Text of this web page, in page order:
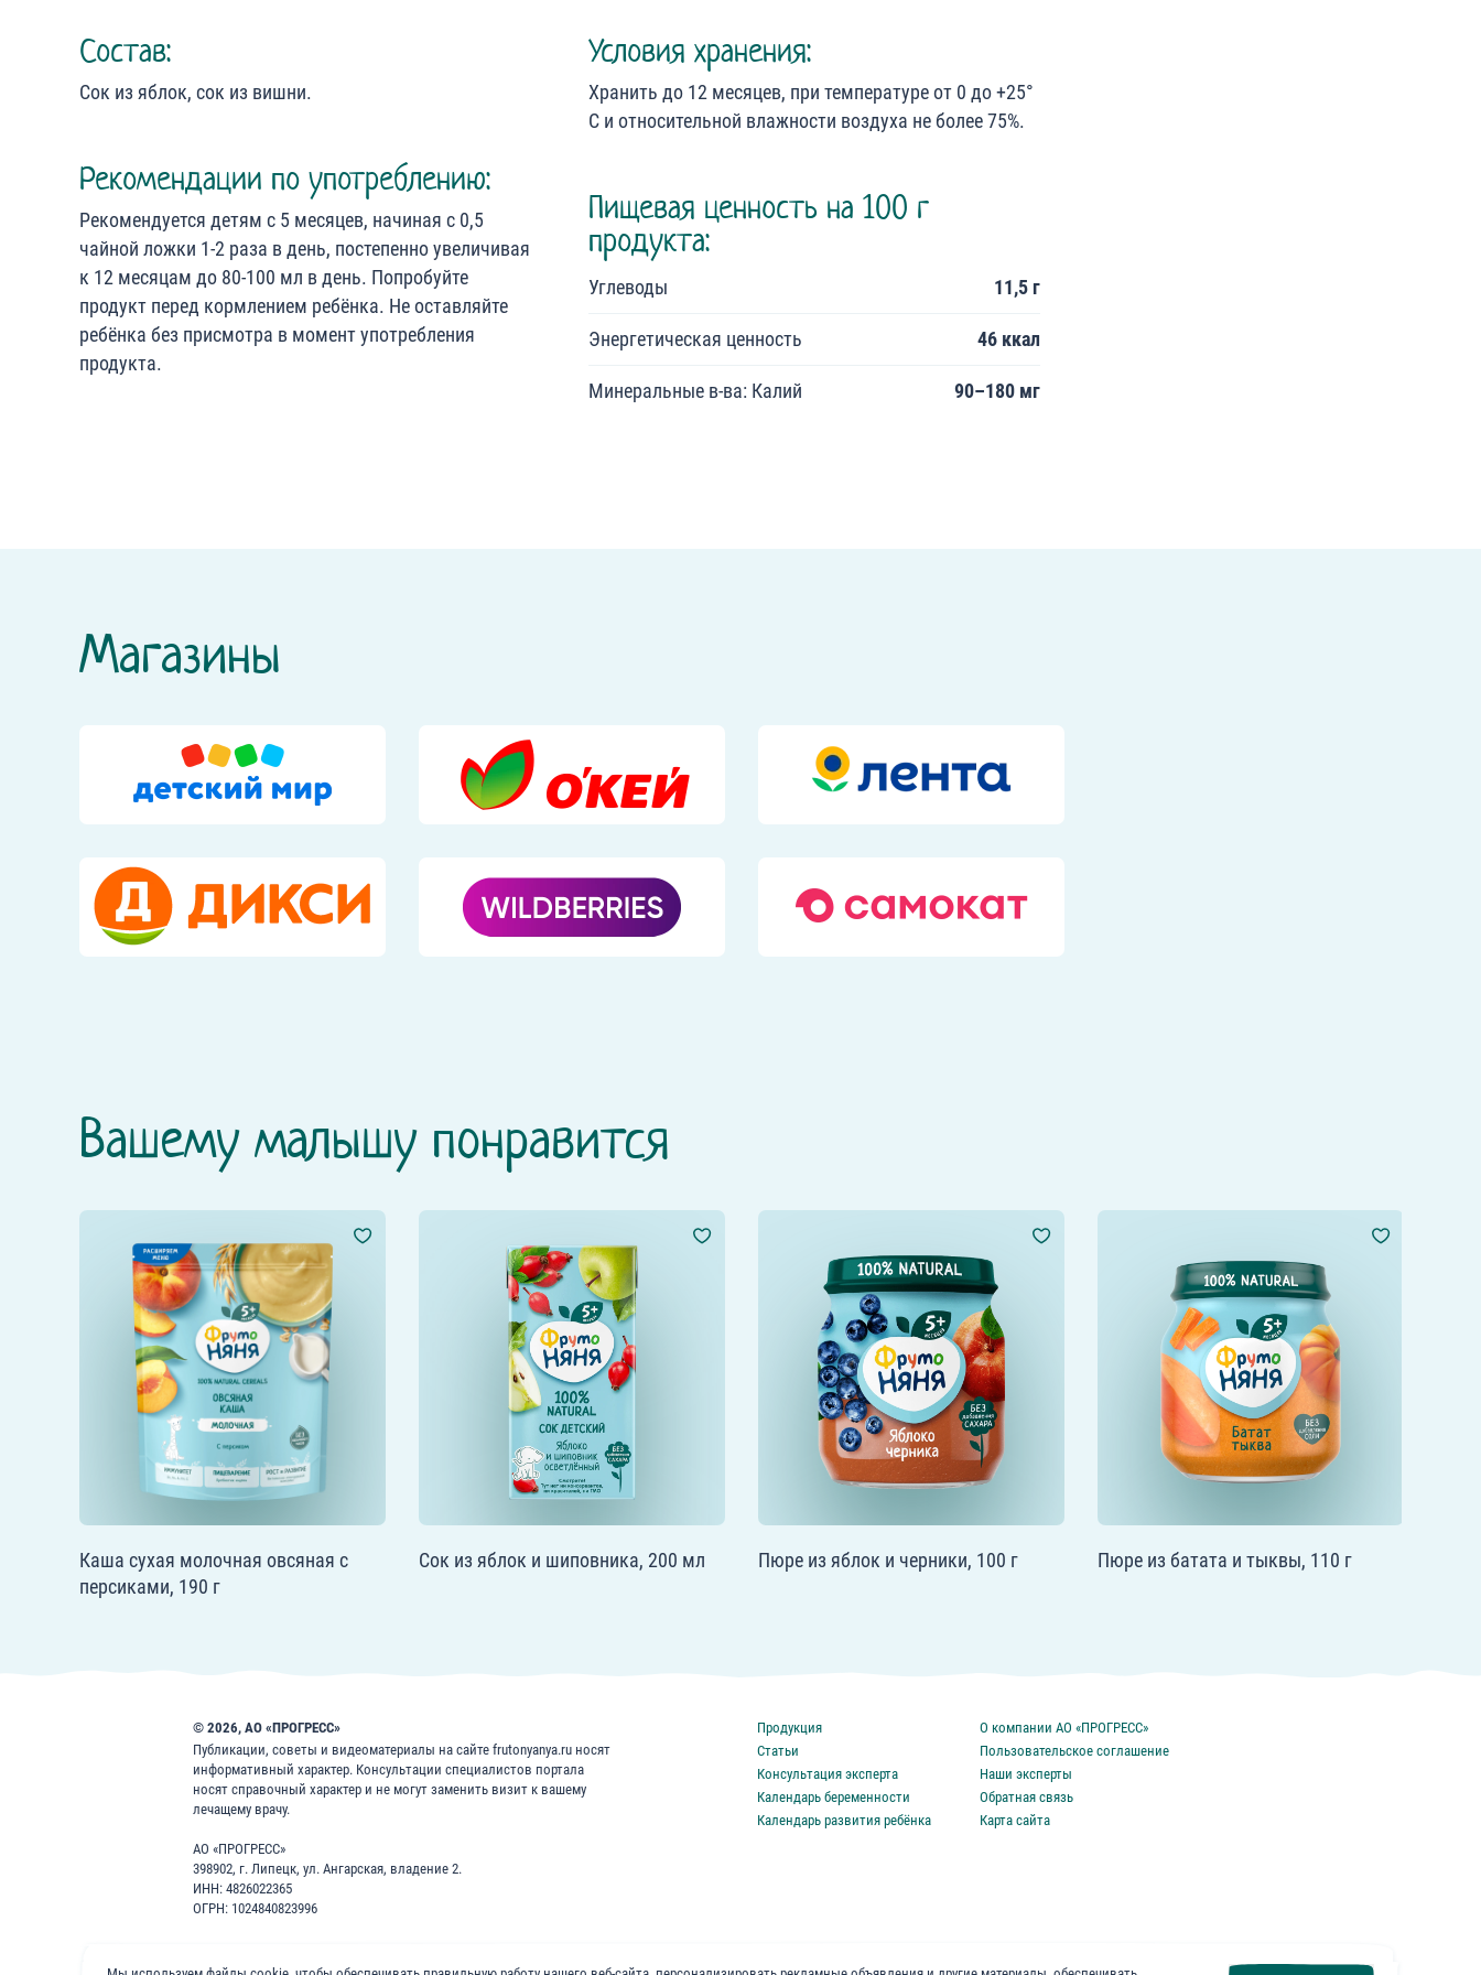
Состав:
Сок из яблок, сок из вишни.
Рекомендации по употреблению:
Рекомендуется детям с 5 месяцев, начиная с 0,5
чайной ложки 1-2 раза в день, постепенно увеличивая
к 12 месяцам до 80-100 мл в день. Попробуйте
продукт перед кормлением ребёнка. Не оставляйте
ребёнка без присмотра в момент употребления
продукта.
Условия хранения:
Хранить до 12 месяцев, при температуре от 0 до +25°
С и относительной влажности воздуха не более 75%.
Пищевая ценность на 100 г
продукта:
Углеводы 11,5 г
Энергетическая ценность 46 ккал
Минеральные в-ва: Калий 90–180 мг
Магазины
Вашему малышу понравится
Каша сухая молочная овсяная с
персиками, 190 г
Сок из яблок и шиповника, 200 мл Пюре из яблок и черники, 100 г Пюре из батата и тыквы, 110 г
© 2026, АО «ПРОГРЕСС»
Публикации, советы и видеоматериалы на сайте frutonyanya.ru носят
информативный характер. Консультации специалистов портала
носят справочный характер и не могут заменить визит к вашему
лечащему врачу.
АО «ПРОГРЕСС»
398902, г. Липецк, ул. Ангарская, владение 2.
ИНН: 4826022365
ОГРН: 1024840823996
Продукция
Статьи
Консультация эксперта
Календарь беременности
Календарь развития ребёнка
О компании АО «ПРОГРЕСС»
Пользовательское соглашение
Наши эксперты
Обратная связь
Карта сайта